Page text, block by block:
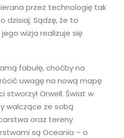
przez technologię tak
dzisiaj. Sądzę, że to
wizja realizuje się
fabułę, choćby na
uwagę na nową mapę
stworzył Orwell. Świat w
walczące ze sobą
oraz tereny
są Oceania – o